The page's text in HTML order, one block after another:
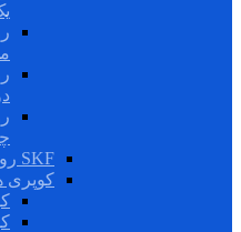
SKF رولبرینگ
کوپری